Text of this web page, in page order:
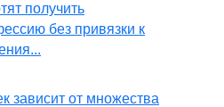
получить
без привязки к
зависит от множества